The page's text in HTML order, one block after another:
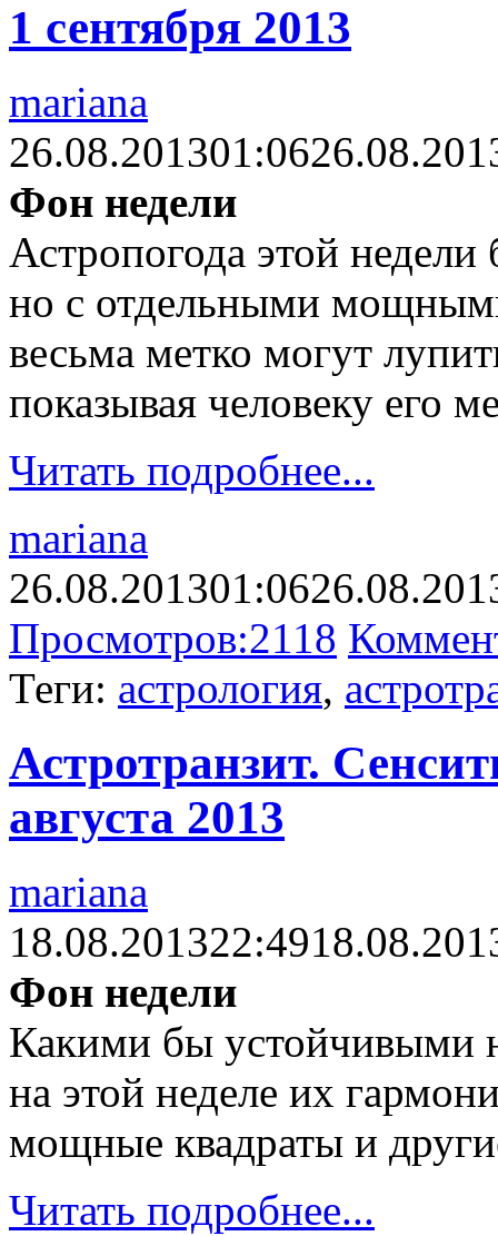
1 сентября 2013
mariana
26.08.201301:06
Фон недели
Астропогода этой
но с отдельными
весьма метко могут
показывая человеку его
Читать подробнее...
mariana
26.08.201301:06
Просмотров:2118
Теги: астрология,
Астротранзит.
августа 2013
mariana
18.08.201322:49
Фон недели
Какими бы устойчивыми
на этой неделе их
мощные квадраты и
Читать подробнее...